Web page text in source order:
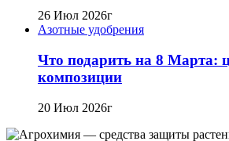
26 Июл 2026г
Азотные удобрения
Что подарить на 8 Марта:
композиции
20 Июл 2026г